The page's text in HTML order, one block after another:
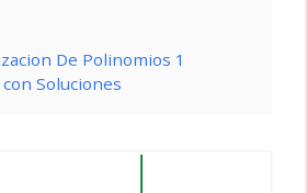
De Polinomios 1
Soluciones